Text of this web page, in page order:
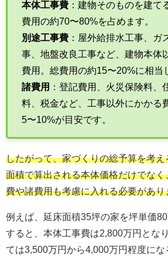
本体工事費 ：建物そのものを建て
費用の約70〜80%を占めます。
別途工事費 ：屋外給排水工事、ガ
事、地盤改良工事など、建物本体
費用。総費用の約15〜20%に相当
諸費用
：登記費用、火災保険料、
料、税金など、工事以外にかかる
5〜10%が目安です。
したがって、家づくりの総予算を考
面積で算出される本体価格だけでな
費や諸費用も考慮に入れる必要があり
例えば、延床面積35坪の家を坪単価
すると、本体工事費は2,800万円とな
ては3,500万円から4,000万円程度に